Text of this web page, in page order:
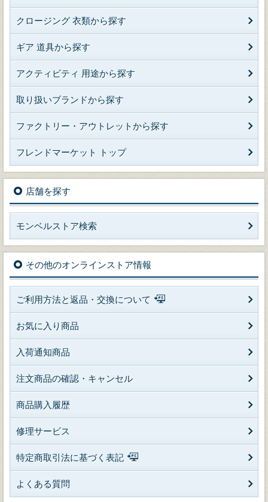
クロージング 衣類から探す
ギア 道具から探す
アクティビティ 用途から探す
取り扱いブランドから探す
ファクトリー・アウトレットから探す
フレンドマーケット トップ
店舗を探す
モンベルストア検索
その他のオンラインストア情報
ご利用方法と返品・交換について
お気に入り商品
入荷通知商品
注文商品の確認・キャンセル
商品購入履歴
修理サービス
特定商取引法に基づく表記
よくある質問